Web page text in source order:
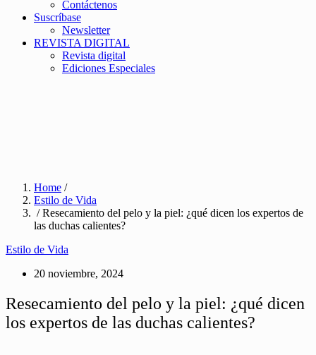
Contáctenos
Suscríbase
Newsletter
REVISTA DIGITAL
Revista digital
Ediciones Especiales
Home /
Estilo de Vida
/ Resecamiento del pelo y la piel: ¿qué dicen los expertos de
las duchas calientes?
Estilo de Vida
20 noviembre, 2024
Resecamiento del pelo y la piel: ¿qué dicen
los expertos de las duchas calientes?